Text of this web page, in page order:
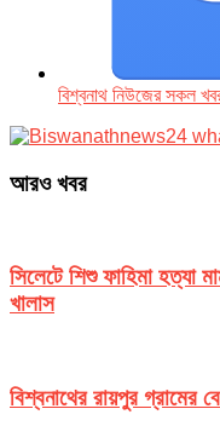
বিশ্বনাথ নিউজের সকল
আরও খবর
সিলেটে শিশু ফাহিমা হত্যা
খালাস
বিশ্বনাথের রায়পুর গ্রামের